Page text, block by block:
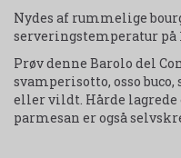
Nydes af rummelige
serveringstemperatur på
Prøv denne Barolo del
svamperisotto, osso
eller vildt. Hårde lagrede
parmesan er også